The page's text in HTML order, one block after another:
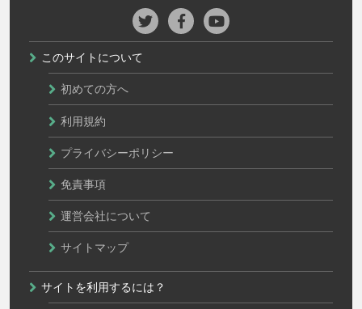
このサイトについて
初めての方へ
利用規約
プライバシーポリシー
免責事項
運営会社について
サイトマップ
サイトを利用するには？